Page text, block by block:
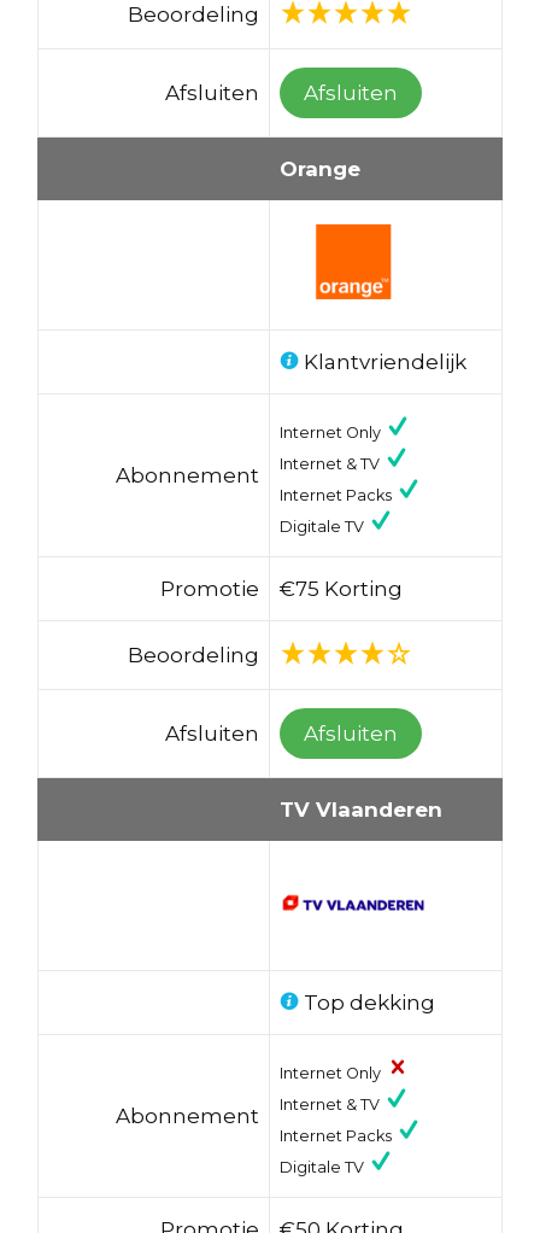
Beoordeling
Afsluiten Afsluiten
Orange
Klantvriendelijk
Abonnement
Internet Only
Internet & TV
Internet Packs
Digitale TV
Promotie €75 Korting
Beoordeling
Afsluiten Afsluiten
TV Vlaanderen
Top dekking
Abonnement
Internet Only
Internet & TV
Internet Packs
Digitale TV